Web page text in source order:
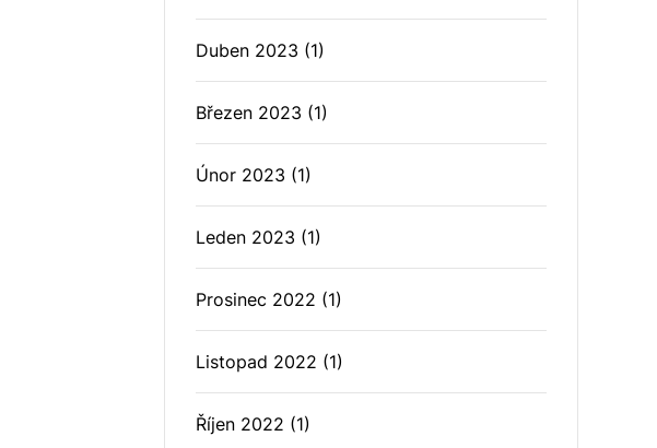
Duben 2023 (1)
Březen 2023 (1)
Únor 2023 (1)
Leden 2023 (1)
Prosinec 2022 (1)
Listopad 2022 (1)
Říjen 2022 (1)